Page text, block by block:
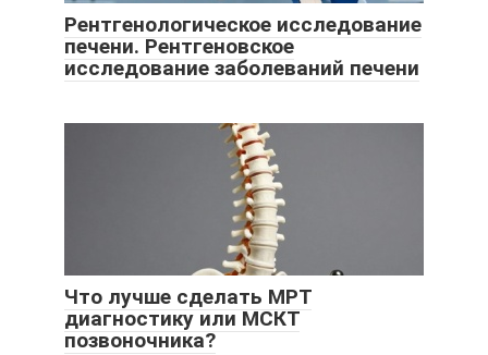
Рентгенологическое исследование
печени. Рентгеновское
исследование заболеваний печени
Что лучше сделать МРТ
диагностику или МСКТ
позвоночника?